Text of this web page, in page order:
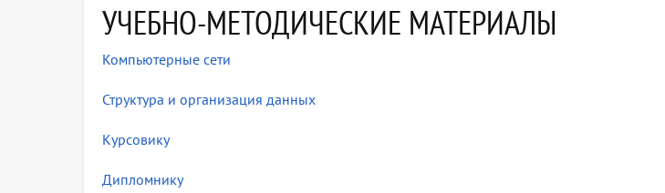
УЧЕБНО-МЕТОДИЧЕСКИЕ МАТЕРИАЛЫ
Компьютерные сети
Структура и организация данных
Курсовику
Дипломнику